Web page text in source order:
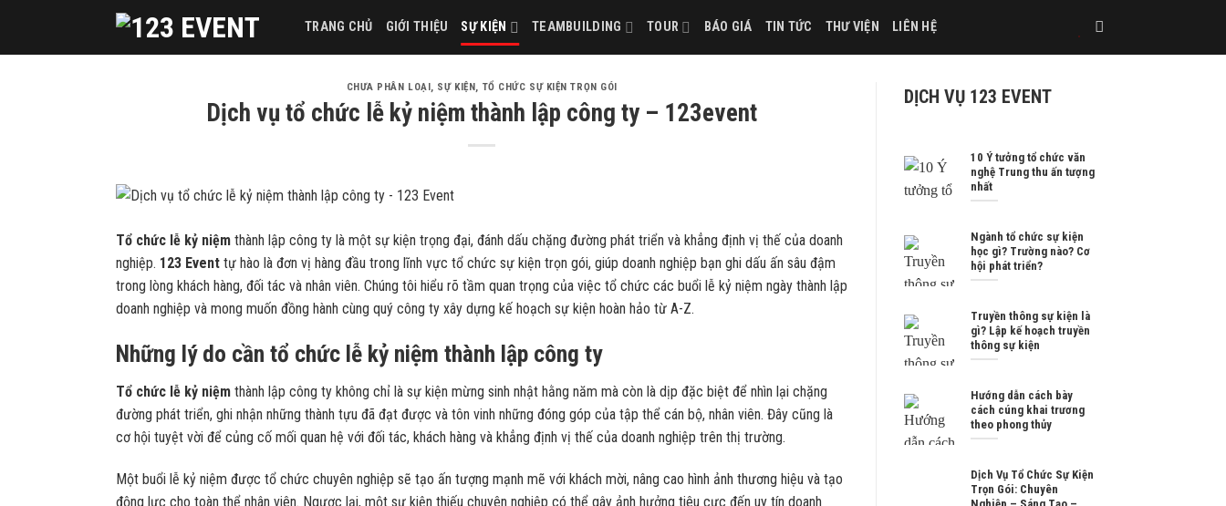
content
TRANG CHỦ GIỚI THIỆU SỰ KIỆN TEAMBUILDING TOUR BÁO GIÁ TIN TỨC THƯ VIỆN LIÊN HỆ
CHƯA PHÂN LOẠI, SỰ KIỆN, TỔ CHỨC SỰ KIỆN TRỌN GÓI
Dịch vụ tổ chức lễ kỷ niệm thành lập công ty – 123event
Tổ chức lễ kỷ niệm thành lập công ty là một sự kiện trọng đại, đánh dấu chặng đường phát triển và khẳng định vị thế của doanh
nghiệp. 123 Event tự hào là đơn vị hàng đầu trong lĩnh vực tổ chức sự kiện trọn gói, giúp doanh nghiệp bạn ghi dấu ấn sâu đậm
trong lòng khách hàng, đối tác và nhân viên. Chúng tôi hiểu rõ tầm quan trọng của việc tổ chức các buổi lễ kỷ niệm ngày thành lập
doanh nghiệp và mong muốn đồng hành cùng quý công ty xây dựng kế hoạch sự kiện hoàn hảo từ A-Z.
Những lý do cần tổ chức lễ kỷ niệm thành lập công ty
Tổ chức lễ kỷ niệm thành lập công ty không chỉ là sự kiện mừng sinh nhật hằng năm mà còn là dịp đặc biệt để nhìn lại chặng
đường phát triển, ghi nhận những thành tựu đã đạt được và tôn vinh những đóng góp của tập thể cán bộ, nhân viên. Đây cũng là
cơ hội tuyệt vời để củng cố mối quan hệ với đối tác, khách hàng và khẳng định vị thế của doanh nghiệp trên thị trường.
Một buổi lễ kỷ niệm được tổ chức chuyên nghiệp sẽ tạo ấn tượng mạnh mẽ với khách mời, nâng cao hình ảnh thương hiệu và tạo
động lực cho toàn thể nhân viên. Ngược lại, một sự kiện thiếu chuyên nghiệp có thể gây ảnh hưởng tiêu cực đến uy tín doanh
DỊCH VỤ 123 EVENT
10 Ý tưởng tổ chức văn
nghệ Trung thu ấn tượng
nhất
Ngành tổ chức sự kiện
học gì? Trường nào? Cơ
hội phát triển?
Truyền thông sự kiện là
gì? Lập kế hoạch truyền
thông sự kiện
Hướng dẫn cách bày
cách cúng khai trương
theo phong thủy
Dịch Vụ Tổ Chức Sự Kiện
Trọn Gói: Chuyên